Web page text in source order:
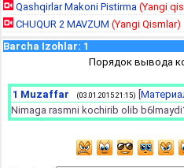
Qashqirlar Makoni Pistirma (Yangi
CHUQUR 2 MAVZUM (Yangi Qismlar)
Barcha Izohlar: 1
Порядок вывода
1 Muzaffar (03.01.2015 21:15)
Nimaga rasmni kochirib olib